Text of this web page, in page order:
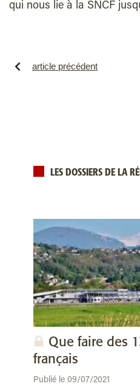
qui nous lie à la SNCF
article précédent
LES DOSSIERS DE LA
Que faire des
français
Publié le 09/07/2021